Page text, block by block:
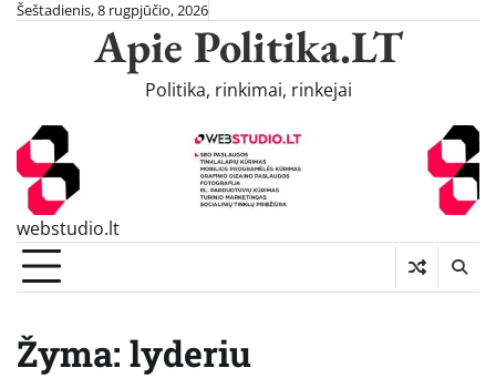
SkipŠeštadienis, 8 rugpjūčio, 2026
Apie Politika.LT
Politika, rinkimai, rinkejai
webstudio.lt
Žyma: lyderiu